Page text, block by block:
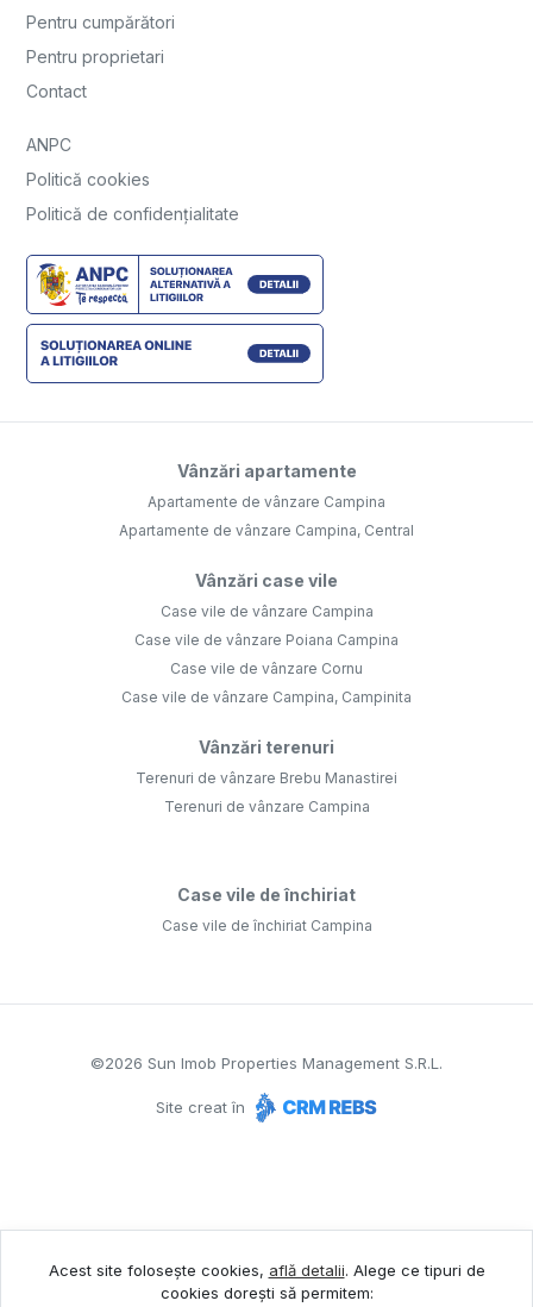
Pentru cumpărători
Pentru proprietari
Contact
ANPC
Politică cookies
Politică de confidențialitate
Vânzări apartamente
Apartamente de vânzare Campina
Apartamente de vânzare Campina, Central
Vânzări case vile
Case vile de vânzare Campina
Case vile de vânzare Poiana Campina
Case vile de vânzare Cornu
Case vile de vânzare Campina, Campinita
Vânzări terenuri
Terenuri de vânzare Brebu Manastirei
Terenuri de vânzare Campina
Case vile de închiriat
Case vile de închiriat Campina
©2026 Sun Imob Properties Management S.R.L.
Site creat în
Acest site folosește cookies, află detalii. Alege ce tipuri de
cookies dorești să permitem: